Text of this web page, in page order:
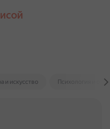
и искусство Психология и